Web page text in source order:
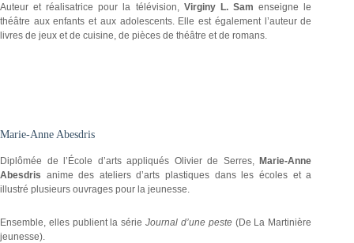
Auteur et réalisatrice pour la télévision, Virginy L. Samenseigne le
théâtre aux enfants et aux adolescents. Elle est également l’auteur de
livres de jeux et de cuisine, de pièces de théâtre et de romans.
Marie-Anne Abesdris
Diplômée de l’École d’arts appliqués Olivier de Serres,Marie-Anne
Abesdris anime des ateliers d’arts plastiques dans les écoles et a
illustré plusieurs ouvrages pour la jeunesse.
Ensemble, elles publient la sérieJournal d’une peste (De La Martinière
jeunesse).